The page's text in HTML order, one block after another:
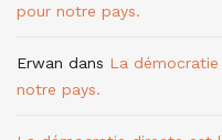
pour notre pays.
Erwan dans La
notre pays.